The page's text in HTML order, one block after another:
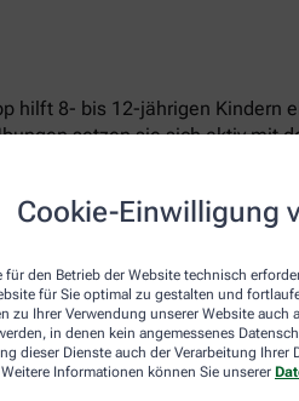
Cookie-Einwilligung
für den Betrieb der Website technisch
für Sie optimal zu gestalten und
zu Ihrer Verwendung unserer Website auch
in denen kein angemessenes
dieser Dienste auch der Verarbeitung Ihrer
Informationen können Sie unserer
hilft 8- bis 12-jährigen Kindern
setzen sie sich aktiv mit
ein, Neues auszuprobieren
fördert die App die